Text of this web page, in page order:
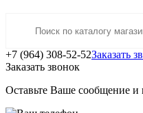
+7 (964) 308-52-52Заказать
Заказать звонок
Оставьте Ваше сообщение